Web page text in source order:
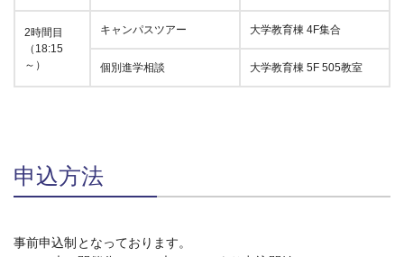
2時間目
（18:15
～）
キャンパスツアー 大学教育棟 4F集合
個別進学相談 大学教育棟 5F 505教室
申込方法
事前申込制となっております。